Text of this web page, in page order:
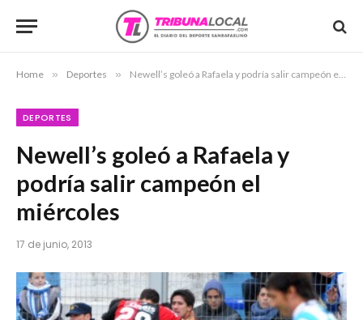
Home » Deportes » Newell’s goleó a Rafaela y podría salir campeón el miércoles
DEPORTES
Newell’s goleó a Rafaela y
podría salir campeón el
miércoles
17 de junio, 2013